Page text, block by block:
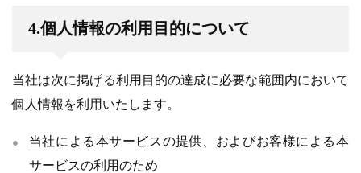
4.個人情報の利用目的について
当社は次に掲げる利用目的の達成に必要な範囲内において
個人情報を利用いたします。
当社による本サービスの提供、およびお客様による本
サービスの利用のため